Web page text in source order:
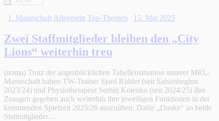
1. Mannschaft Allgemein Top-Themen 15. Mai 2025
Zwei Staffmitglieder bleiben den „City
Lions“ weiterhin treu
(noma) Trotz der augenblicklichen Tabellensituation unserer MRL-
Mannschaft haben TW-Trainer Sjard Ridder (seit Saisonbeginn
2023/24) und Physiotherapeut Serhiij Kotenko (seit 2024/25) ihre
Zusagen gegeben auch weiterhin ihre jeweiligen Funktionen in der
kommenden Spielzeit 2025/26 auszuüben. Dafür „Danke“ an beide
Stattmitglieder…